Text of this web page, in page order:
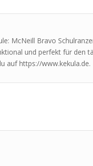
McNeill Bravo
und perfekt für den
auf https://www.kekula.de.